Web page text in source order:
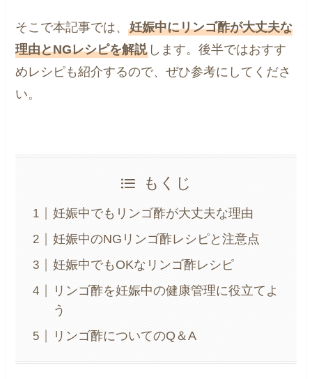
そこで本記事では、妊娠中にリンゴ酢が大丈夫な
理由とNGレシピを解説 します。後半ではおすす
めレシピも紹介するので、ぜひ参考にしてくださ
い。
もくじ
妊娠中でもリンゴ酢が大丈夫な理由
妊娠中のNGリンゴ酢レシピと注意点
妊娠中でもOKなリンゴ酢レシピ
リンゴ酢を妊娠中の健康管理に役立てよ
う
リンゴ酢についてのQ＆A